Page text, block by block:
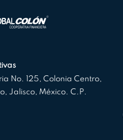
No. 125, Colonia Centro,
Jalisco, México. C.P.